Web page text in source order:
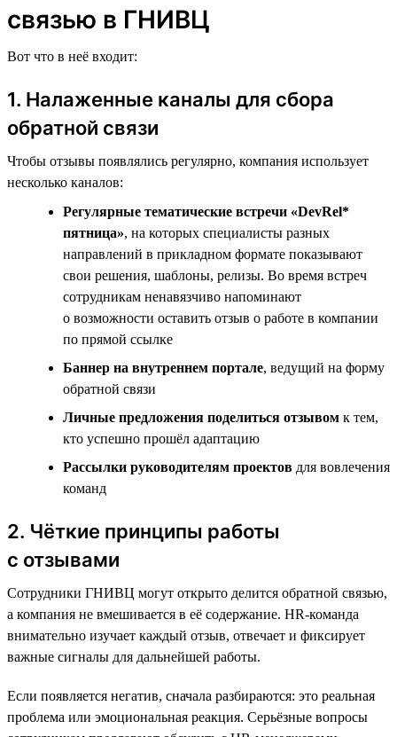
связью в ГНИВЦ
Вот что в неё входит:
1. Налаженные каналы для сбора
обратной связи
Чтобы отзывы появлялись регулярно, компания использует
несколько каналов:
Регулярные тематические встречи «DevRel*
пятница», на которых специалисты разных
направлений в прикладном формате показывают
свои решения, шаблоны, релизы. Во время встреч
сотрудникам ненавязчиво напоминают
о возможности оставить отзыв о работе в компании
по прямой ссылке
Баннер на внутреннем портале, ведущий на форму
обратной связи
Личные предложения поделиться отзывом к тем,
кто успешно прошёл адаптацию
Рассылки руководителям проектов для вовлечения
команд
2. Чёткие принципы работы
с отзывами
Сотрудники ГНИВЦ могут открыто делится обратной связью,
а компания не вмешивается в её содержание. HR-команда
внимательно изучает каждый отзыв, отвечает и фиксирует
важные сигналы для дальнейшей работы.
Если появляется негатив, сначала разбираются: это реальная
проблема или эмоциональная реакция. Серьёзные вопросы